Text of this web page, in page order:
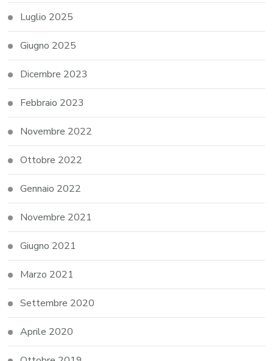
Luglio 2025
Giugno 2025
Dicembre 2023
Febbraio 2023
Novembre 2022
Ottobre 2022
Gennaio 2022
Novembre 2021
Giugno 2021
Marzo 2021
Settembre 2020
Aprile 2020